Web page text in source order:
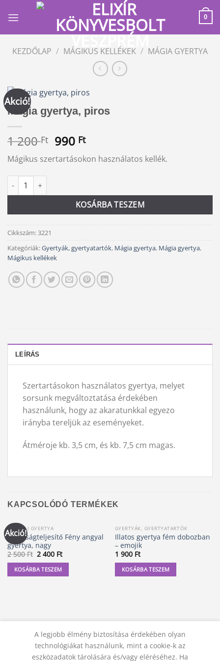
0
KEZDŐLAP / MÁGIKUS KELLÉKEK / MÁGIA GYERTYA
Akció!
Mágia gyertya, piros
1 200Ft Original
price
was:
990 FtCurrent
price
is:
Mágikus szertartásokon használatos kellék.
Mágia gyertya, piros mennyiség
KOSÁRBA TESZEM
Alternative:
Cikkszám:3221
Kategóriák:Gyertyák, gyertyatartók, Mágia gyertya, Mágia gyertya,
Mágikus kellékek
LEÍRÁS
Szertartásokon használatos gyertya, melyet
sorsunk megváltoztatása érdekében
használunk, hogy az akaratunkkal egyezo
irányba tereljük az eseményeket.
Átméroje kb. 3,5 cm, és kb. 7,5 cm magas.
KAPCSOLÓDÓ TERMÉKEK
Akció!
ANGYALI GYERTYA
Kívánságteljesítő Fény angyal
gyertya, nagy
2 500Ft Original
price
was:
2
500 Ft.
2 400 FtCurrent
price
is:
2
400 Ft.
KOSÁRBA TESZEM
GYERTYÁK, GYERTYATARTÓK
Illatos gyertya fém dobozban
– emojik
1 900 Ft
KOSÁRBA TESZEM
A legjobb élmény biztosítása érdekében olyan
technológiákat használunk, mint a cookie-k az
eszközadatok tárolására és/vagy eléréséhez. Ha